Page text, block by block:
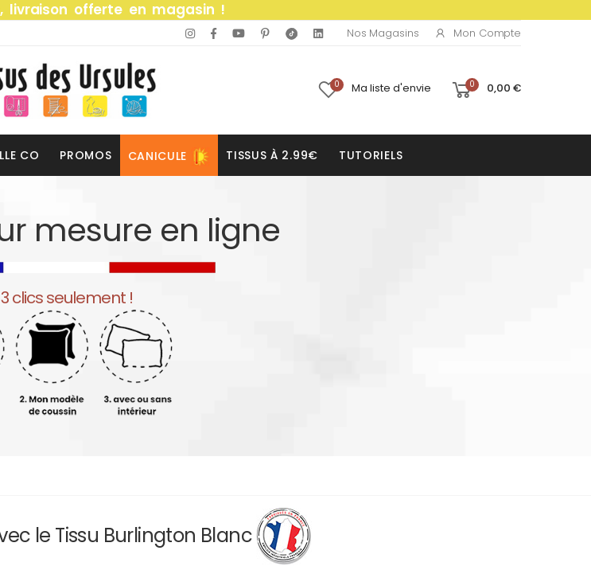
livraison offerte en magasin !
Nos Magasins Mon Compte
0 Ma liste d'envie 0 0,00 €
CO PROMOS CANICULE TISSUS À 2.99€ TUTORIELS
mesure en ligne
3 clics seulement !
le Tissu Burlington Blanc